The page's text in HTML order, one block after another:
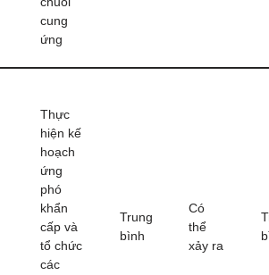
cung
ứng
Thực
hiện kế
hoạch
ứng
phó
khẩn
cấp và
tổ chức
các
Trung
bình
Có
thể
xảy ra